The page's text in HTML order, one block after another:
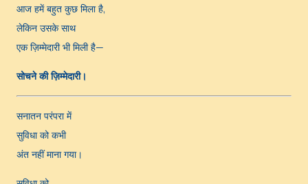
आज हमें बहुत कुछ मिला है,
लेकिन उसके साथ
एक ज़िम्मेदारी भी मिली है—
सोचने की ज़िम्मेदारी।
सनातन परंपरा में
सुविधा को कभी
अंत नहीं माना गया।